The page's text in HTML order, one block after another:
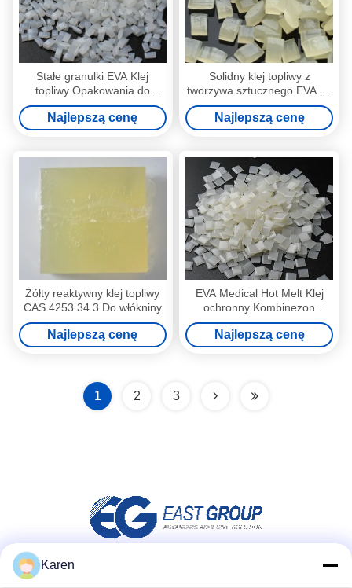
Stałe granulki EVA Klej
topliwy Opakowania do
odzieży Uszczelnianie
Najlepszą cenę
Solidny klej topliwy z
tworzywa sztucznego EVA do
uszczelniania odzieży
Najlepszą cenę
Żółty reaktywny klej topliwy
CAS 4253 34 3 Do włókniny
Najlepszą cenę
EVA Medical Hot Melt Klej
ochronny Kombinezon
Odzież Taśma uszczelniająca
do szwów
Najlepszą cenę
1 2 3
Karen